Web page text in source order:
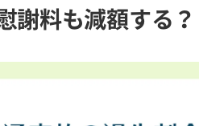
謝料も減額する？